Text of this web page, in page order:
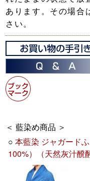
あります。その場合
さい。
＜ 藍染め商品 ＞
○本藍染 ジャガード
100%）（天然灰汁醗